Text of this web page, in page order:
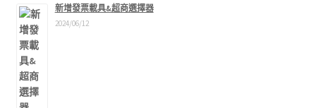
新增發票載具&超商選擇器
2024/06/12